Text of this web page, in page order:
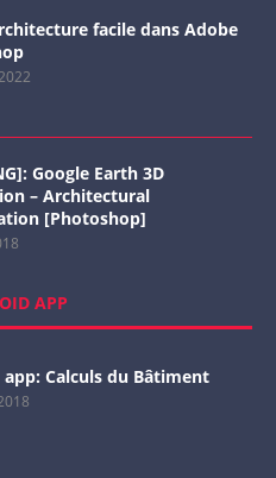
facile dans Adobe
Google Earth 3D
– Architectural
[Photoshop]
APP
Calculs du Bâtiment